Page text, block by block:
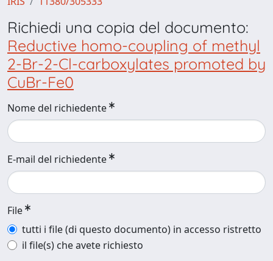
Richiedi una copia del documento:
Reductive homo-coupling of methyl
2-Br-2-Cl-carboxylates promoted by
CuBr-Fe0
Nome del richiedente
E-mail del richiedente
File
tutti i file (di questo documento) in accesso ristretto
il file(s) che avete richiesto